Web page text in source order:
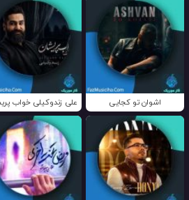
اشوان تو کجایی علی زندوکیلی خواب